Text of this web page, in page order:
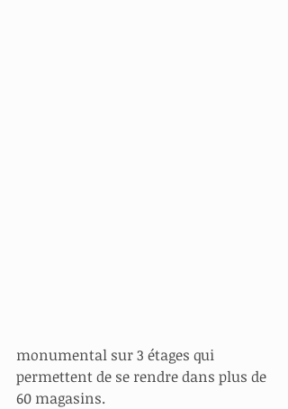
monumental sur 3 étages qui
permettent de se rendre dans plus de
60 magasins.